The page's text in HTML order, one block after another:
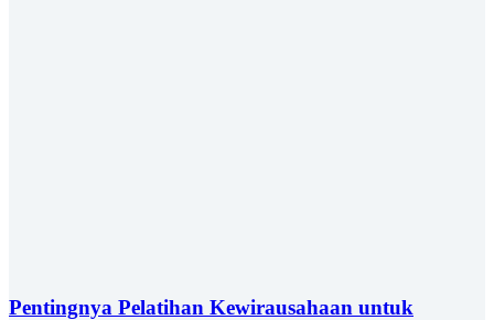
Pentingnya Pelatihan Kewirausahaan untuk